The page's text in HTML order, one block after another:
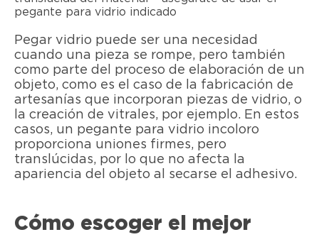
pegante para vidrio indicado
Pegar vidrio puede ser una necesidad
cuando una pieza se rompe, pero también
como parte del proceso de elaboración de un
objeto, como es el caso de la fabricación de
artesanías que incorporan piezas de vidrio, o
la creación de vitrales, por ejemplo. En estos
casos, un pegante para vidrio incoloro
proporciona uniones firmes, pero
translúcidas, por lo que no afecta la
apariencia del objeto al secarse el adhesivo.
Cómo escoger el mejor